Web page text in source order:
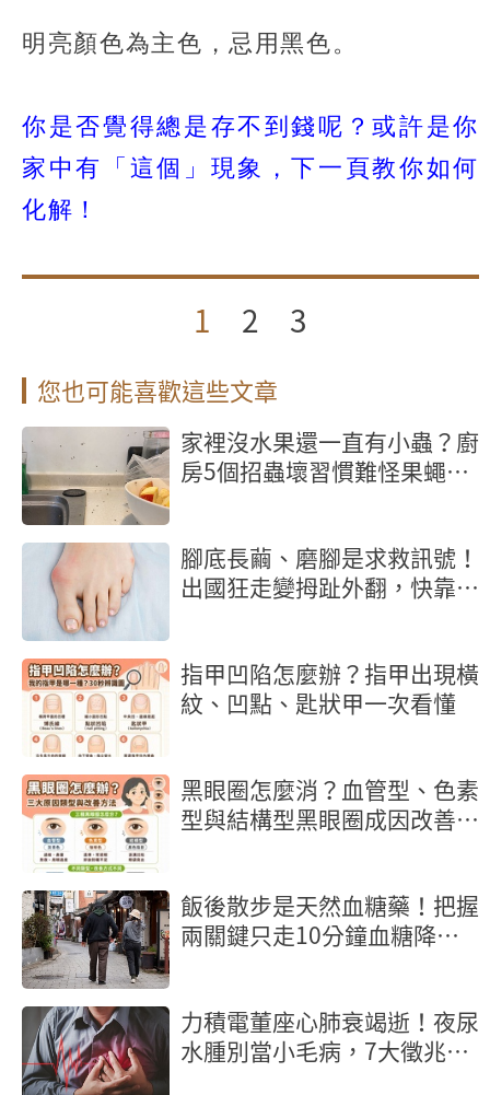
明亮顏色為主色，忌用黑色。
你是否覺得總是存不到錢呢？或許是你
家中有「這個」現象，下一頁教你如何
化解！
1 2 3
您也可能喜歡這些文章
家裡沒水果還一直有小蟲？廚
房5個招蟲壞習慣難怪果蠅殺
腳底長繭、磨腳是求救訊號！
出國狂走變拇趾外翻，快靠3
指甲凹陷怎麼辦？指甲出現橫
紋、凹點、匙狀甲一次看懂
黑眼圈怎麼消？血管型、色素
型與結構型黑眼圈成因改善方
飯後散步是天然血糖藥！把握
兩關鍵只走10分鐘血糖降幅
力積電董座心肺衰竭逝！夜尿
水腫別當小毛病，7大徵兆是